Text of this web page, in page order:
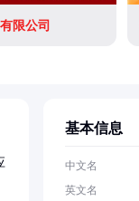
限公司
基本信息
中文名
英文名